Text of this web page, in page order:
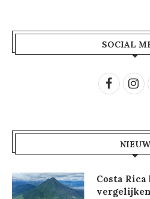
SOCIAL
NIEUW
Costa